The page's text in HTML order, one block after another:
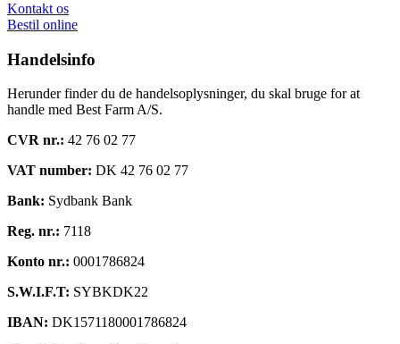
Kontakt os
Bestil online
Handelsinfo
Herunder finder du de handelsoplysninger, du skal bruge for at
handle med Best Farm A/S.
CVR nr.: 42 76 02 77
VAT number: DK 42 76 02 77
Bank: Sydbank Bank
Reg. nr.: 7118
Konto nr.: 0001786824
S.W.I.F.T: SYBKDK22
IBAN: DK1571180001786824